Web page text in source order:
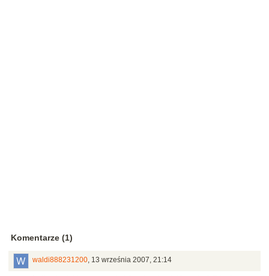
Komentarze (1)
waldi888231200, 13 września 2007, 21:14